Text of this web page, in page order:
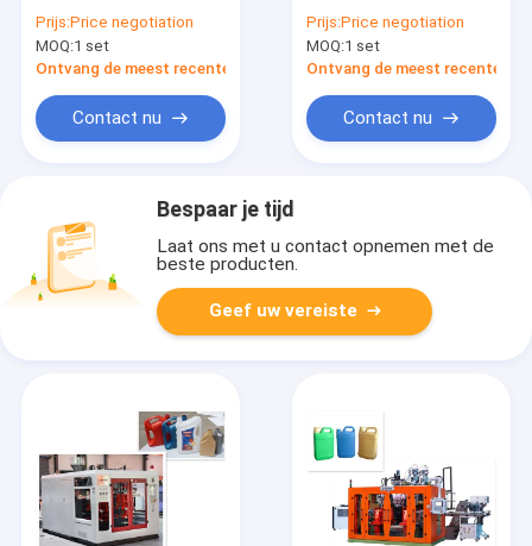
100mm
Schroefdiameter
Prijs:Price negotiation
MOQ:1 set
Ontvang de meest recente Prijs
Contact nu
Matrijzenhoofd van
het Machinehoge
rendement voor Fles
Prijs:Price negotiation
MOQ:1 set
Ontvang de meest recente
Contact nu
Bespaar je tijd
Laat ons met u contact opnemen met de
beste producten.
Geef uw vereiste